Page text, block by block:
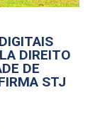
DIREITO
DE
STJ